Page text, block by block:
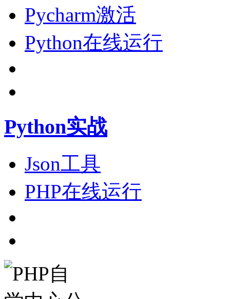
Pycharm激活
Python在线运行
Python实战
Json工具
PHP在线运行